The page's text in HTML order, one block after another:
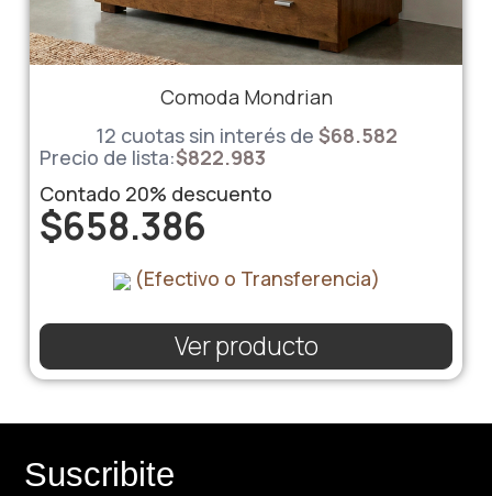
Comoda Mondrian
12 cuotas sin interés de $68.582
Precio de lista:$822.983
Contado 20% descuento
$658.386
(Efectivo o Transferencia)
Ver producto
Suscribite